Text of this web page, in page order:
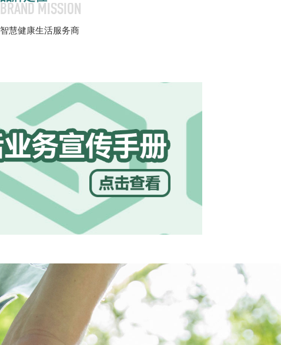
BRAND MISSION
智慧健康生活服务商